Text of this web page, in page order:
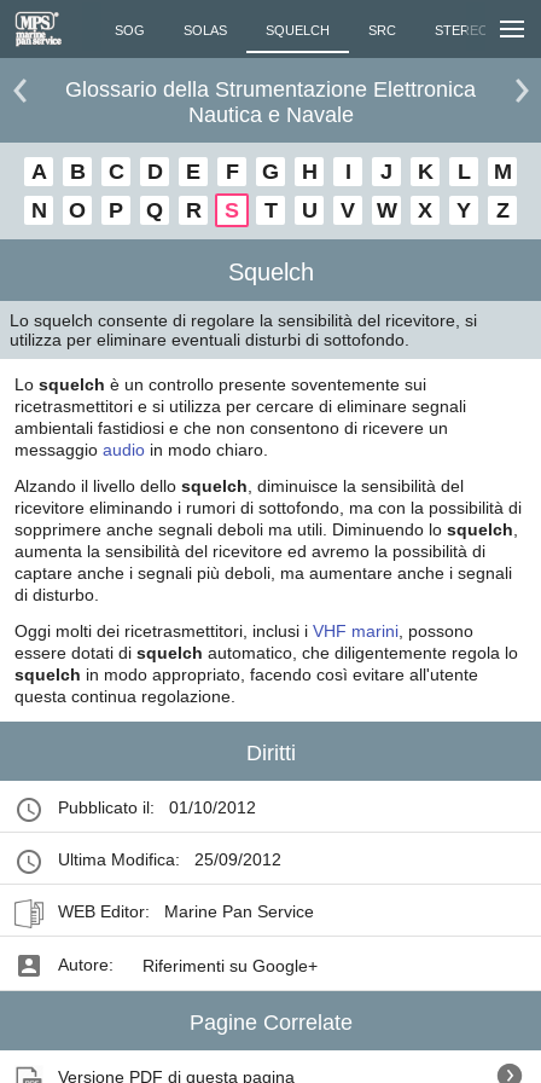
SOG SOLAS SQUELCH SRC STEREO MARINO
Glossario della Strumentazione Elettronica
Nautica e Navale
A B C D E F G H I J K L
M
N
O P Q R S T U V W X Y Z
Squelch
Lo squelch consente di regolare la sensibilità del ricevitore, si
utilizza per eliminare eventuali disturbi di sottofondo.
Lo squelch è un controllo presente soventemente sui
ricetrasmettitori e si utilizza per cercare di eliminare segnali
ambientali fastidiosi e che non consentono di ricevere un
messaggio audio in modo chiaro.
Alzando il livello dello squelch , diminuisce la sensibilità del
ricevitore eliminando i rumori di sottofondo, ma con la possibilità di
sopprimere anche segnali deboli ma utili. Diminuendo lo squelch
aumenta la sensibilità del ricevitore ed avremo la possibilità di
captare anche i segnali più deboli, ma aumentare anche i segnali
di disturbo.
Oggi molti dei ricetrasmettitori, inclusi i VHF marini , possono
essere dotati di squelch automatico, che diligentemente regola lo
squelch in modo appropriato, facendo così evitare all'utente
questa continua regolazione.
Diritti
Pubblicato il: 01/10/2012
Ultima Modifica: 25/09/2012
WEB Editor: Marine Pan Service
Autore: Riferimenti su Google+
Pagine Correlate
Versione PDF di questa pagina